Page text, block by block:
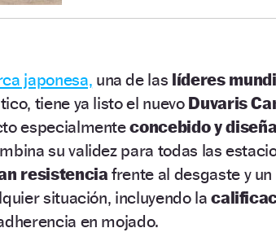
japonesa, una de las líderes
tiene ya listo el nuevo Duvaris
especialmenteconcebido y
su validez para todas las
resistencia frente al desgaste y un
situación, incluyendo la
en mojado.